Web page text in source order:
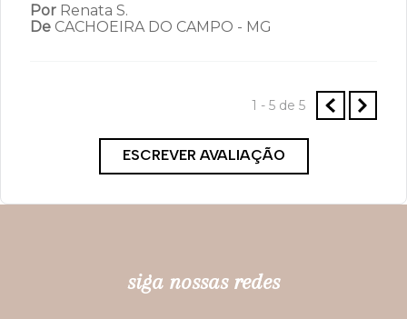
Por Renata S.
De CACHOEIRA DO CAMPO - MG
1 - 5 de 5
ESCREVER AVALIAÇÃO
siga nossas redes